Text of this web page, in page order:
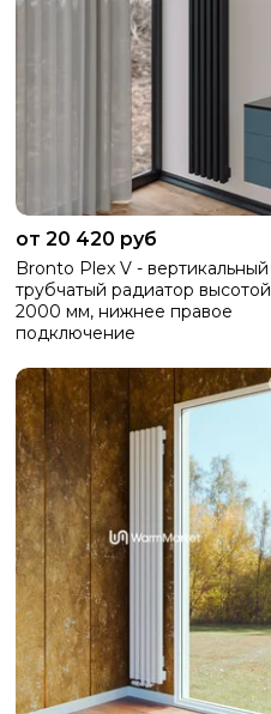
от 20 420 руб
Bronto Plex V - вертикальный
трубчатый радиатор высотой
2000 мм, нижнее правое
подключение